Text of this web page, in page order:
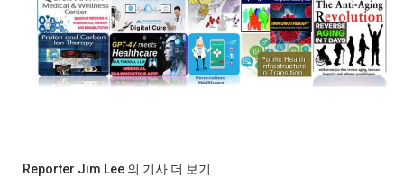
Reporter Jim Lee 의 기사 더 보기